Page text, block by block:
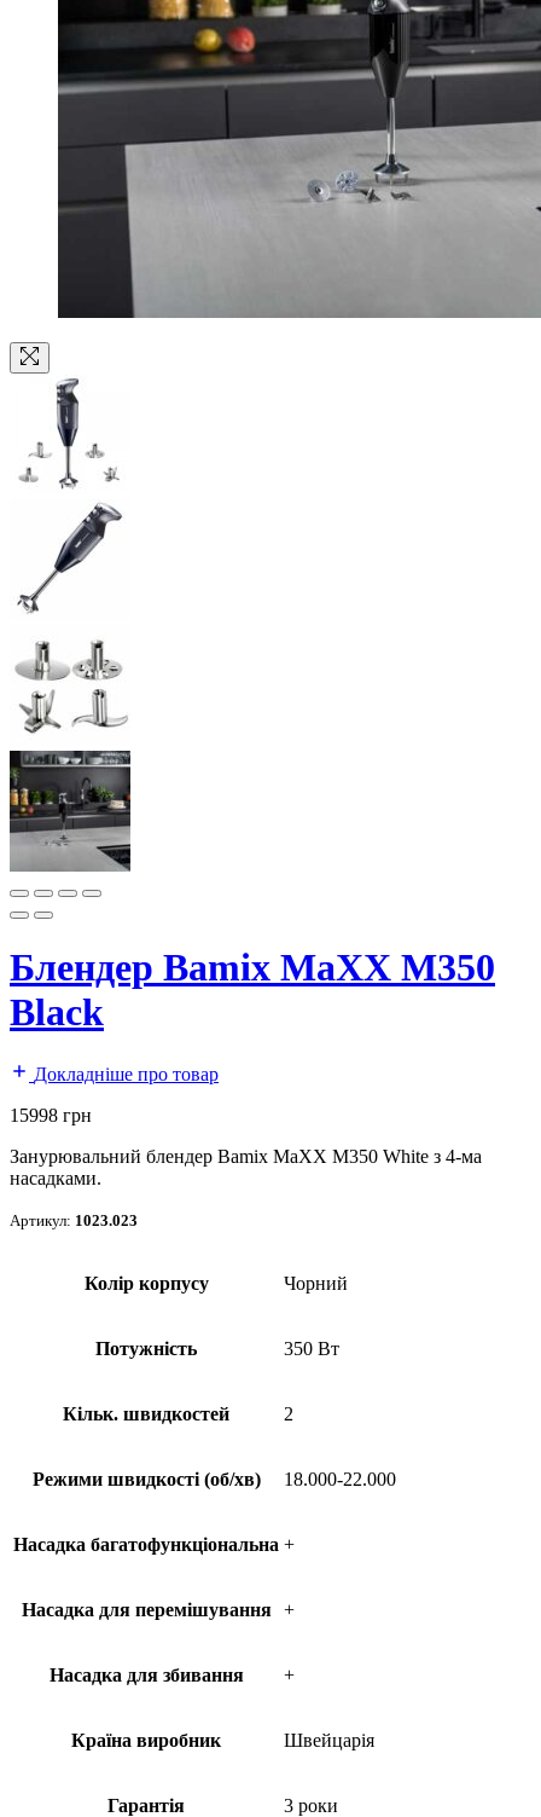
Блендер Bamix MaXX M350
Black
Докладніше про товар
15998 грн
Занурювальний блендер Bamix MaXX M350 White з 4-ма
насадками.
Артикул: 1023.023
Колір корпусу Чорний
Потужність 350 Вт
Кільк. швидкостей 2
Режими швидкості (об/хв) 18.000-22.000
Насадка багатофункціональна +
Насадка для перемішування +
Насадка для збивання +
Країна виробник Швейцарія
Гарантія 3 роки